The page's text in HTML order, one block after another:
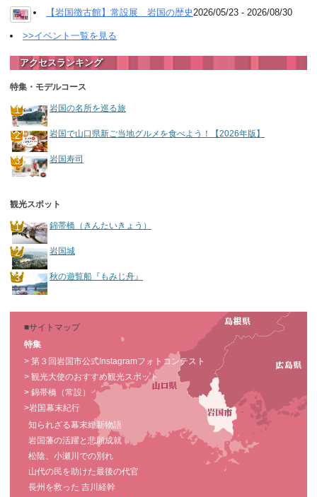
【岩国徴古館】常設展 岩国の歴史2026/05/23 - 2026/08/30
>>イベント一覧を見る
アクセスランキング
特集・モデルコース
岩国の名所を巡る旅
岩国で山口県新ご当地グルメを食べよう！【2026年版】
岩国寿司
観光スポット
錦帯橋（きんたいきょう）
岩国城
秋の遊覧船『もみじ舟』
■サイトマップ
特集
> 第３回岩国市公式Instagramフォトコンテスト
> 観光大使のおすすめ観光スポット
> 錦帯橋（常設）
>岩国幕末紀行
知られざる幕末維新物語
岩国藩の活躍と悲願成就
松陰、小瀬川での別れ
山代の民を助けた最後の代官
長州を救った 吉川経幹